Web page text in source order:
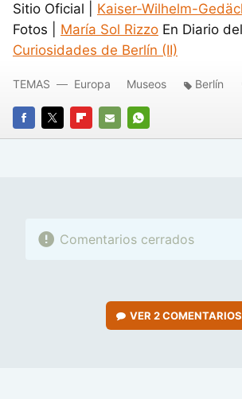
Sitio Oficial | Kaiser-Wilhelm-
Fotos | María Sol Rizzo En Diario
Curiosidades de Berlín (II)
FACEBOOK
TWITTERFLIPBOARD
E-
WHATSAPP
TEMAS Europa Museos Berlín
Comentarios cerrados
VER2 COMENTARIOS